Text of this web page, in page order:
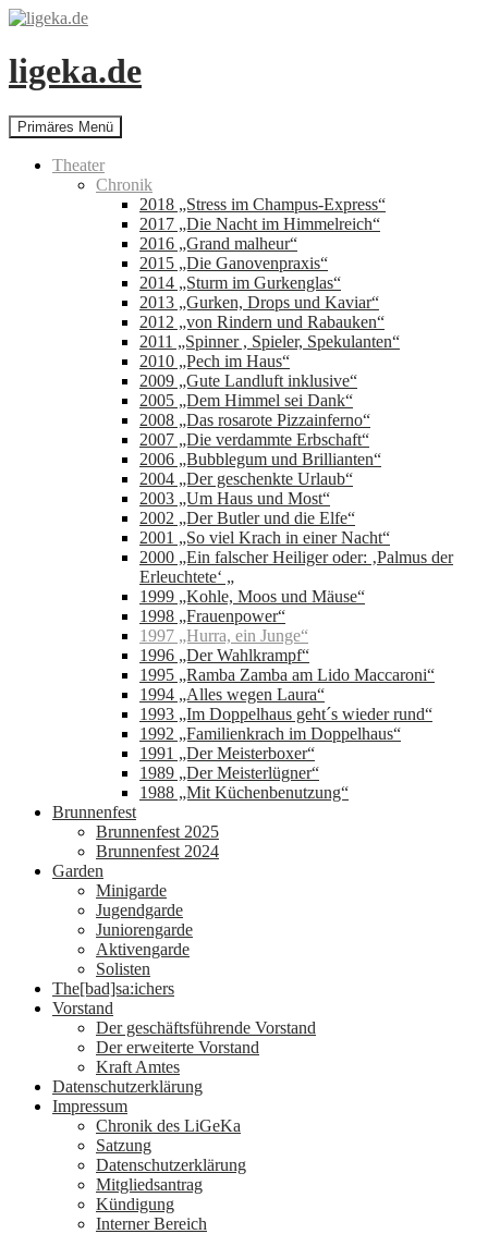
Zum
springen
ligeka.de
Suchen
Primäres Menü
Theater
Chronik
2018 „Stress im Champus-Express“
2017 „Die Nacht im Himmelreich“
2016 „Grand malheur“
2015 „Die Ganovenpraxis“
2014 „Sturm im Gurkenglas“
2013 „Gurken, Drops und Kaviar“
2012 „von Rindern und Rabauken“
2011 „Spinner , Spieler, Spekulanten“
2010 „Pech im Haus“
2009 „Gute Landluft inklusive“
2005 „Dem Himmel sei Dank“
2008 „Das rosarote Pizzainferno“
2007 „Die verdammte Erbschaft“
2006 „Bubblegum und Brillianten“
2004 „Der geschenkte Urlaub“
2003 „Um Haus und Most“
2002 „Der Butler und die Elfe“
2001 „So viel Krach in einer Nacht“
2000 „Ein falscher Heiliger oder: ‚Palmus der
Erleuchtete‘ „
1999 „Kohle, Moos und Mäuse“
1998 „Frauenpower“
1997 „Hurra, ein Junge“
1996 „Der Wahlkrampf“
1995 „Ramba Zamba am Lido Maccaroni“
1994 „Alles wegen Laura“
1993 „Im Doppelhaus geht´s wieder rund“
1992 „Familienkrach im Doppelhaus“
1991 „Der Meisterboxer“
1989 „Der Meisterlügner“
1988 „Mit Küchenbenutzung“
Brunnenfest
Brunnenfest 2025
Brunnenfest 2024
Garden
Minigarde
Jugendgarde
Juniorengarde
Aktivengarde
Solisten
The[bad]sa:ichers
Vorstand
Der geschäftsführende Vorstand
Der erweiterte Vorstand
Kraft Amtes
Datenschutzerklärung
Impressum
Chronik des LiGeKa
Satzung
Datenschutzerklärung
Mitgliedsantrag
Kündigung
Interner Bereich